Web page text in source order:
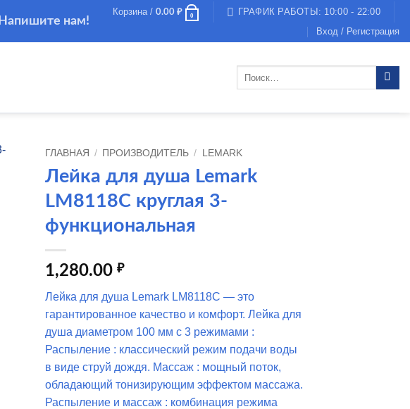
Напишите нам!
Корзина / 0.00 ₽ 0
ГРАФИК РАБОТЫ: 10:00 - 22:00
Вход / Регистрация
ГЛАВНАЯ / ПРОИЗВОДИТЕЛЬ / LEMARK
Лейка для душа Lemark
LM8118C круглая 3-
функциональная
1,280.00₽
Лейка для душа Lemark LM8118C — это
гарантированное качество и комфорт. Лейка для
душа диаметром 100 мм с 3 режимами :
Распыление : классический режим подачи воды
в виде струй дождя. Массаж : мощный поток,
обладающий тонизирующим эффектом массажа.
Распыление и массаж : комбинация режима